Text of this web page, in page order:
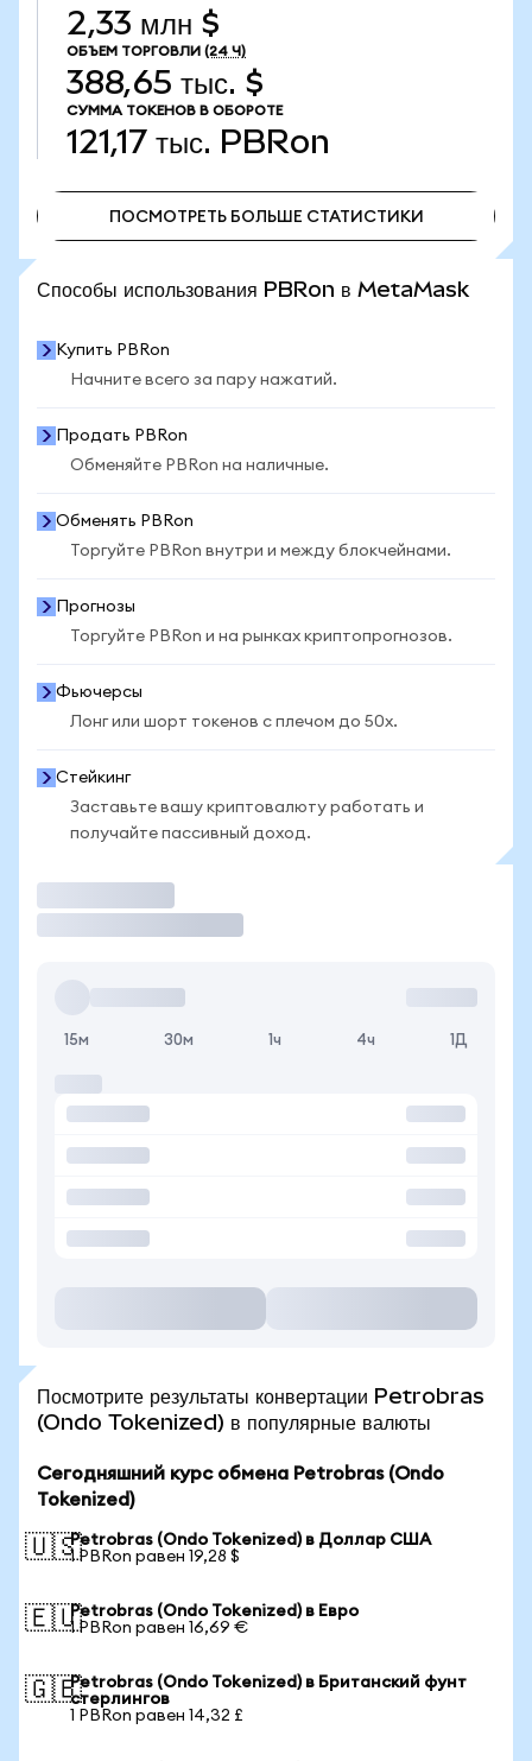
2,33 млн $
ОБЪЕМ ТОРГОВЛИ (24 Ч)
388,65 тыс. $
СУММА ТОКЕНОВ В ОБОРОТЕ
121,17 тыс. PBRon
ПОСМОТРЕТЬ БОЛЬШЕ СТАТИСТИКИ
Способы использования PBRon в MetaMask
Купить PBRon
Начните всего за пару нажатий.
Продать PBRon
Обменяйте PBRon на наличные.
Обменять PBRon
Торгуйте PBRon внутри и между блокчейнами.
Прогнозы
Торгуйте PBRon и на рынках криптопрогнозов.
Фьючерсы
Лонг или шорт токенов с плечом до 50x.
Стейкинг
Заставьте вашу криптовалюту работать и
получайте пассивный доход.
15м 30м 1ч 4ч 1Д
Посмотрите результаты конвертации Petrobras
(Ondo Tokenized) в популярные валюты
Сегодняшний курс обмена Petrobras (Ondo
Tokenized)
🇺🇸Petrobras (Ondo Tokenized) в Доллар США
1 PBRon равен 19,28 $
🇪🇺Petrobras (Ondo Tokenized) в Евро
1 PBRon равен 16,69 €
🇬🇧Petrobras (Ondo Tokenized) в Британский фунт
стерлингов
1 PBRon равен 14,32 £